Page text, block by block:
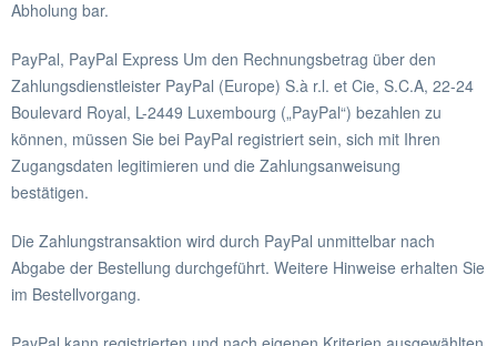
Abholung bar.
PayPal, PayPal Express Um den Rechnungsbetrag über den
Zahlungsdienstleister PayPal (Europe) S.à r.l. et Cie, S.C.A, 22-24
Boulevard Royal, L-2449 Luxembourg („PayPal“) bezahlen zu
können, müssen Sie bei PayPal registriert sein, sich mit Ihren
Zugangsdaten legitimieren und die Zahlungsanweisung
bestätigen.
Die Zahlungstransaktion wird durch PayPal unmittelbar nach
Abgabe der Bestellung durchgeführt. Weitere Hinweise erhalten Sie
im Bestellvorgang.